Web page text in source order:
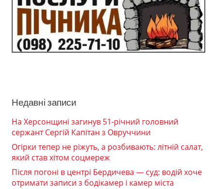
Недавні записи
На Херсонщині загинув 51-річний головний
сержант Сергій Капітан з Овруччини
Огірки тепер не ріжуть, а розбивають: літній салат,
який став хітом соцмереж
Після погоні в центрі Бердичева — суд: водій хоче
отримати записи з бодікамер і камер міста